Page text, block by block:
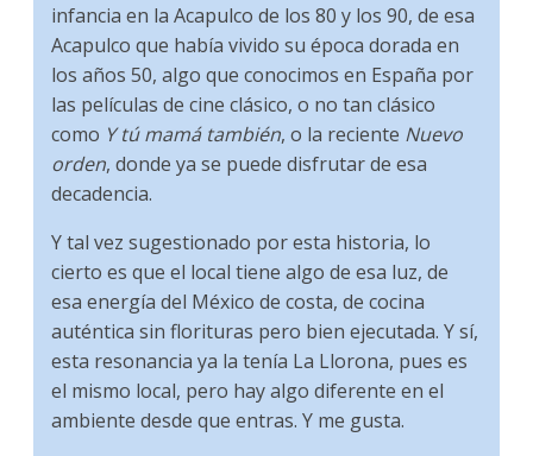
infancia en la Acapulco de los 80 y los 90, de esa
Acapulco que había vivido su época dorada en
los años 50, algo que conocimos en España por
las películas de cine clásico, o no tan clásico
como Y tú mamá también, o la reciente Nuevo
orden, donde ya se puede disfrutar de esa
decadencia.
Y tal vez sugestionado por esta historia, lo
cierto es que el local tiene algo de esa luz, de
esa energía del México de costa, de cocina
auténtica sin florituras pero bien ejecutada. Y sí,
esta resonancia ya la tenía La Llorona, pues es
el mismo local, pero hay algo diferente en el
ambiente desde que entras. Y me gusta.